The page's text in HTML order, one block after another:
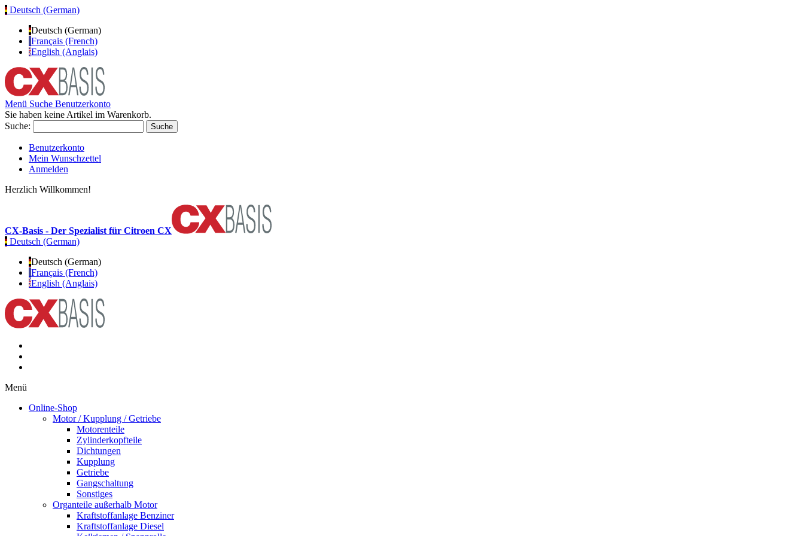
Deutsch (German)
Deutsch (German)
Français (French)
English (Anglais)
Menü Suche Benutzerkonto
Sie haben keine Artikel im Warenkorb.
Suche:
Suche
Benutzerkonto
Mein Wunschzettel
Anmelden
Herzlich Willkommen!
CX-Basis - Der Spezialist für Citroen CX
Deutsch (German)
Deutsch (German)
Français (French)
English (Anglais)
Menü
Online-Shop
Motor / Kupplung / Getriebe
Motorenteile
Zylinderkopfteile
Dichtungen
Kupplung
Getriebe
Gangschaltung
Sonstiges
Organteile außerhalb Motor
Kraftstoffanlage Benziner
Kraftstoffanlage Diesel